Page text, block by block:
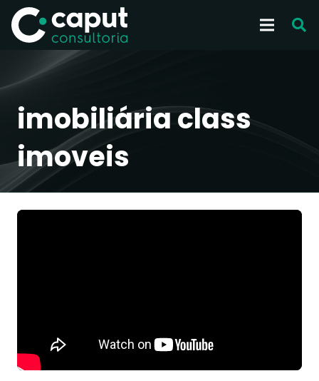
imobiliária class
imoveis